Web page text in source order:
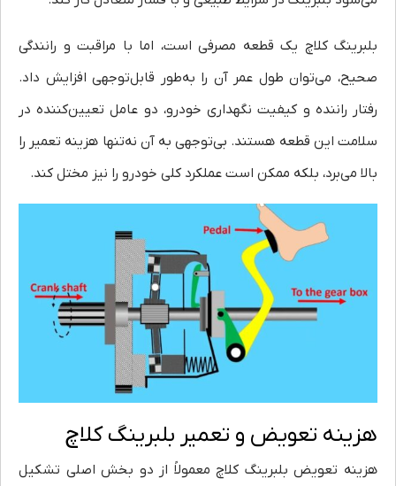
بلبرینگ کلاچ یک قطعه مصرفی است، اما با مراقبت و رانندگی
صحیح، می‌توان طول عمر آن را به‌طور قابل‌توجهی افزایش داد.
رفتار راننده و کیفیت نگهداری خودرو، دو عامل تعیین‌کننده در
سلامت این قطعه هستند. بی‌توجهی به آن نه‌تنها هزینه تعمیر را
بالا می‌برد، بلکه ممکن است عملکرد کلی خودرو را نیز مختل کند.
هزینه تعویض و تعمیر بلبرینگ کلاچ
هزینه تعویض بلبرینگ کلاچ معمولاً از دو بخش اصلی تشکیل